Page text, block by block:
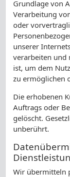
Grundlage von
Verarbeitung
oder
unserer
verarbeiten und
ist, um dem
zu ermöglichen
Die erhobenen
Auftrags oder
gelöscht.
unberührt.
Wir übermitteln